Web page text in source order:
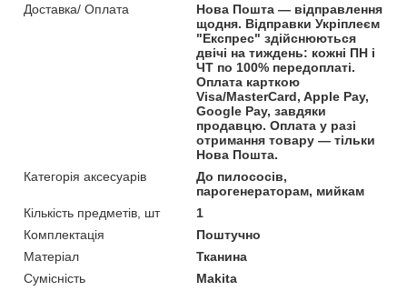
Доставка/ Оплата
Нова Пошта — відправлення
щодня. Відправки Укріплеєм
"Експрес" здійснюються
двічі на тиждень: кожні ПН і
ЧТ по 100% передоплаті.
Оплата карткою
Visa/MasterCard, Apple Pay,
Google Pay, завдяки
продавцю. Оплата у разі
отримання товару — тільки
Нова Пошта.
Категорія аксесуарів
До пилососів,
парогенераторам, мийкам
Кількість предметів, шт
1
Комплектація
Поштучно
Матеріал
Тканина
Сумісність
Makita